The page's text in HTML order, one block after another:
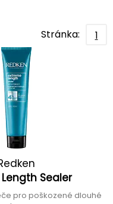
Stránka:
1
Sealer
pro poškozené dlouhé